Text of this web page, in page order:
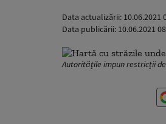
Data actualizării: 10.06.2021
Data publicării: 10.06.2021
Autoritățile impun restricții